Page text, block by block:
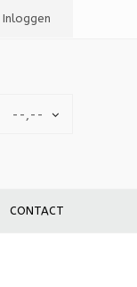
Inloggen
--,--
CONTACT